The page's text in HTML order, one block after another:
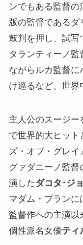
ンでもある監督
版の監督であるダ
鼓判を押し、試写
タランティーノ監
ながらルカ監督に
け巡るなど、世界
主人公のスージー
で世界的大ヒット
ズ・オブ・グレイ
グァダニーノ監
演したダコタ･ジ
マダム・ブランに
監督作への主演以
個性派名女優ティ